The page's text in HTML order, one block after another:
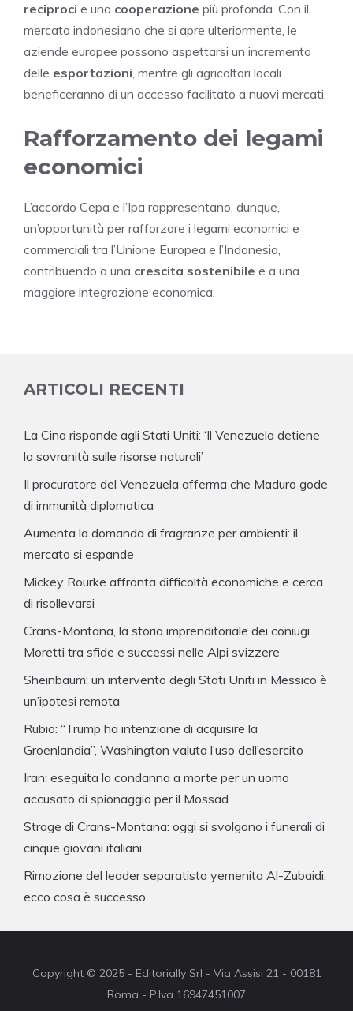
reciproci e una cooperazione più profonda. Con il
mercato indonesiano che si apre ulteriormente, le
aziende europee possono aspettarsi un incremento
delle esportazioni, mentre gli agricoltori locali
beneficeranno di un accesso facilitato a nuovi mercati.
Rafforzamento dei legami
economici
L’accordo Cepa e l’Ipa rappresentano, dunque,
un’opportunità per rafforzare i legami economici e
commerciali tra l’Unione Europea e l’Indonesia,
contribuendo a una crescita sostenibile e a una
maggiore integrazione economica.
ARTICOLI RECENTI
La Cina risponde agli Stati Uniti: ‘Il Venezuela detiene
la sovranità sulle risorse naturali’
Il procuratore del Venezuela afferma che Maduro gode
di immunità diplomatica
Aumenta la domanda di fragranze per ambienti: il
mercato si espande
Mickey Rourke affronta difficoltà economiche e cerca
di risollevarsi
Crans-Montana, la storia imprenditoriale dei coniugi
Moretti tra sfide e successi nelle Alpi svizzere
Sheinbaum: un intervento degli Stati Uniti in Messico è
un’ipotesi remota
Rubio: “Trump ha intenzione di acquisire la
Groenlandia”, Washington valuta l’uso dell’esercito
Iran: eseguita la condanna a morte per un uomo
accusato di spionaggio per il Mossad
Strage di Crans-Montana: oggi si svolgono i funerali di
cinque giovani italiani
Rimozione del leader separatista yemenita Al-Zubaidi:
ecco cosa è successo
Copyright © 2025 - Editorially Srl - Via Assisi 21 - 00181
Roma - P.Iva 16947451007